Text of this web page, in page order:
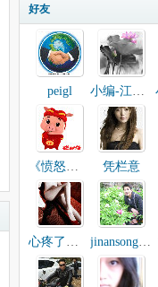
好友
peigl 小编-江城子
《愤怒的小猪》 凭栏意
心疼了一下 jinansongtao